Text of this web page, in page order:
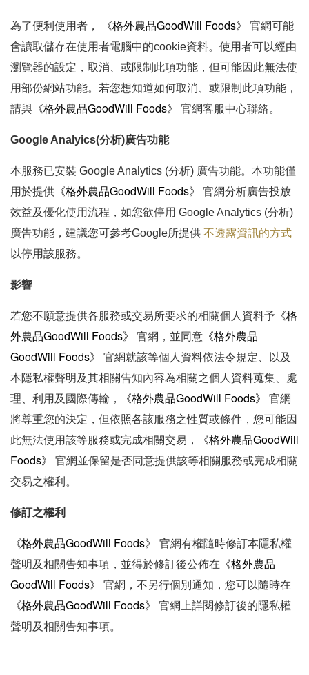
為了便利使用者， 《格外農品GoodWill Foods》 官網可能
會讀取儲存在使用者電腦中的cookie資料。使用者可以經由
瀏覽器的設定，取消、或限制此項功能，但可能因此無法使
用部份網站功能。若您想知道如何取消、或限制此項功能，
請與 《格外農品GoodWill Foods》 官網客服中心聯絡。
Google Analyics(分析)廣告功能
本服務已安裝 Google Analytics (分析) 廣告功能。本功能僅
用於提供 《格外農品GoodWill Foods》 官網分析廣告投放
效益及優化使用流程，如您欲停用 Google Analytics (分析)
廣告功能，建議您可參考Google所提供 不透露資訊的方式
以停用該服務。
影響
若您不願意提供各服務或交易所要求的相關個人資料予 《格
外農品GoodWill Foods》
官網 ，並同意 《格外農品
GoodWill Foods》
官網就該等個人資料依法令規定、以及
本隱私權聲明及其相關告知內容為相關之個人資料蒐集、處
理、利用及國際傳輸，
《格外農品GoodWill Foods》
官網
將尊重您的決定，但依照各該服務之性質或條件，您可能因
此無法使用該等服務或完成相關交易，
《格外農品GoodWill
Foods》
官網並保留是否同意提供該等相關服務或完成相關
交易之權利。
修訂之權利
《格外農品GoodWill Foods》 官網有權隨時修訂本隱私權
聲明及相關告知事項，並得於修訂後公佈在 《格外農品
GoodWill Foods》
官網 ，不另行個別通知，您可以隨時在
《格外農品GoodWill Foods》 官網 上詳閱修訂後的隱私權
聲明及相關告知事項。